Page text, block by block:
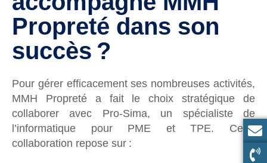
Propreté dans son
succès ?
Pour gérer efficacement ses nombreuses activités,
MMH Propreté a fait le choix stratégique de
collaborer avec Pro-Sima, un spécialiste de
l’informatique pour PME et TPE. Cette
collaboration repose sur :